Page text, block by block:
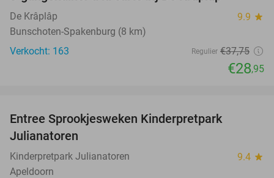
De Krâplâp 9.9 star
Bunschoten-Spakenburg (8 km)
Verkocht: 163
Regulier €37,75
€28,95
Entree Sprookjesweken Kinderpretpark
Julianatoren
Kinderpretpark Julianatoren 9.4 star
Apeldoorn